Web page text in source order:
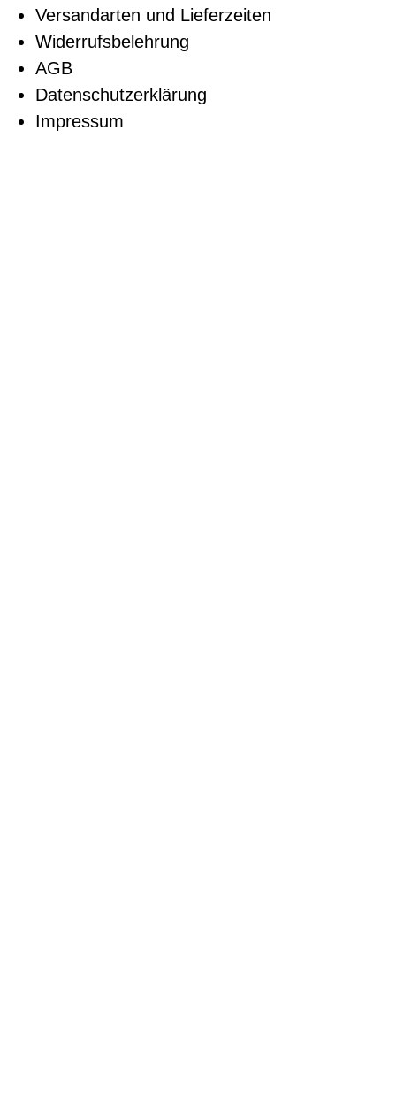
Versandarten und Lieferzeiten
Widerrufsbelehrung
AGB
Datenschutzerklärung
Impressum